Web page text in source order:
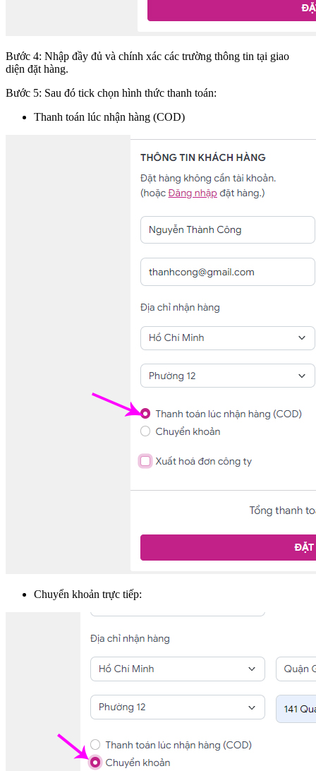
Bước 4: Nhập đầy đủ và chính xác các trường thông tin tại giao
diện đặt hàng.
Bước 5: Sau đó tick chọn hình thức thanh toán:
Thanh toán lúc nhận hàng (COD)
Chuyển khoản trực tiếp: